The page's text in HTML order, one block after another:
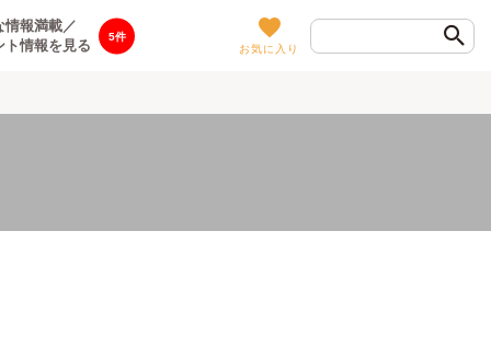
5
情報満載／
ト情報を見る
お気に入り